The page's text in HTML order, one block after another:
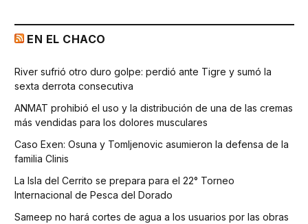
EN EL CHACO
River sufrió otro duro golpe: perdió ante Tigre y sumó la
sexta derrota consecutiva
ANMAT prohibió el uso y la distribución de una de las cremas
más vendidas para los dolores musculares
Caso Exen: Osuna y Tomljenovic asumieron la defensa de la
familia Clinis
La Isla del Cerrito se prepara para el 22° Torneo
Internacional de Pesca del Dorado
Sameep no hará cortes de agua a los usuarios por las obras